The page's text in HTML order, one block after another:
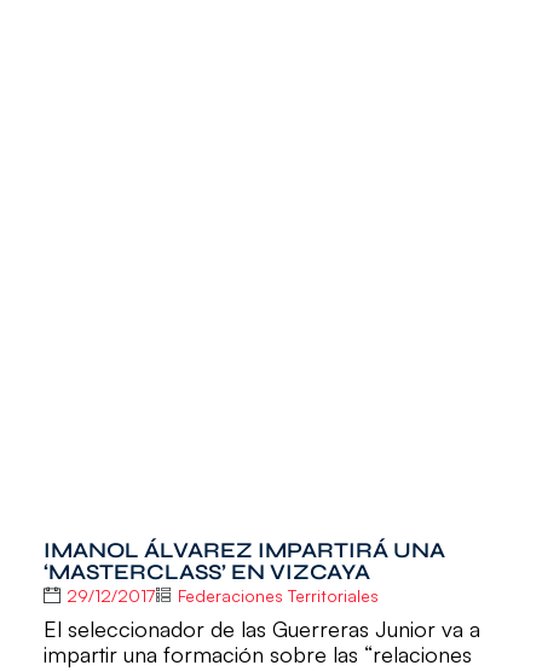
IMANOL ÁLVAREZ IMPARTIRÁ UNA
‘MASTERCLASS’ EN VIZCAYA
29/12/2017 Federaciones Territoriales
El seleccionador de las Guerreras Junior va a
impartir una formación sobre las “relaciones